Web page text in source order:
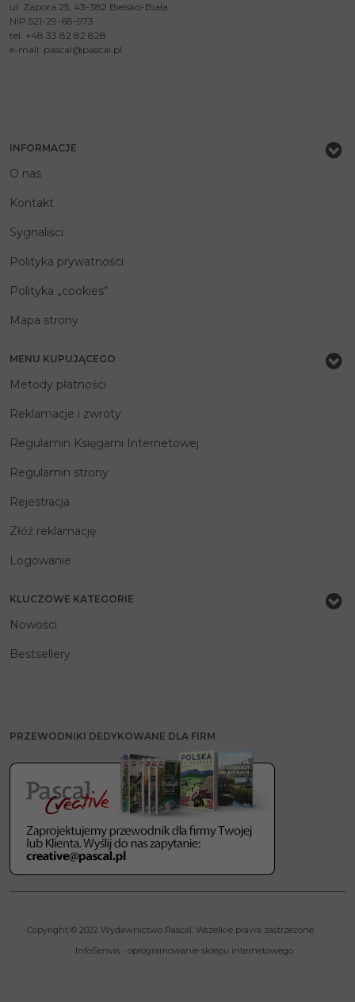
ul. Zapora 25, 43-382 Bielsko-Biała
NIP 521-29-68-973
tel. +48 33 82 82 828
e-mail: pascal@pascal.pl
INFORMACJE
O nas
Kontakt
Sygnaliści
Polityka prywatności
Polityka „cookies”
Mapa strony
MENU KUPUJĄCEGO
Metody płatności
Reklamacje i zwroty
Regulamin Księgarni Internetowej
Regulamin strony
Rejestracja
Złóż reklamację
Logowanie
KLUCZOWE KATEGORIE
Nowości
Bestsellery
PRZEWODNIKI DEDYKOWANE DLA FIRM
Copyright © 2022 Wydawnictwo Pascal. Wszelkie prawa zastrzeżone.
InfoSerwis- oprogramowanie sklepu internetowego